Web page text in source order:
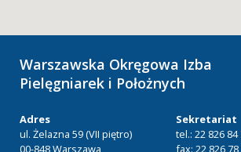
Warszawska Okręgowa Izba
Pielęgniarek i Położnych
Adres
ul. Żelazna 59 (VII piętro)
00-848 Warszawa
Sekretariat
tel.: 22 826 84
fax: 22 826 78